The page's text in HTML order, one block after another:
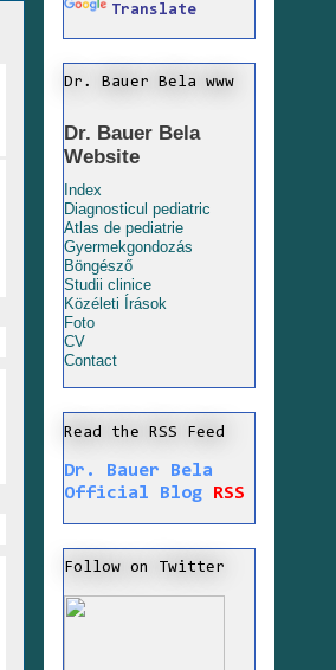
Translate
Dr. Bauer Bela www
Dr. Bauer Bela
Website
Index
Diagnosticul pediatric
Atlas de pediatrie
Gyermekgondozás
Böngésző
Studii clinice
Közéleti Írások
Foto
CV
Contact
Read the RSS Feed
Dr. Bauer Bela
Official Blog
RSS
Follow on Twitter